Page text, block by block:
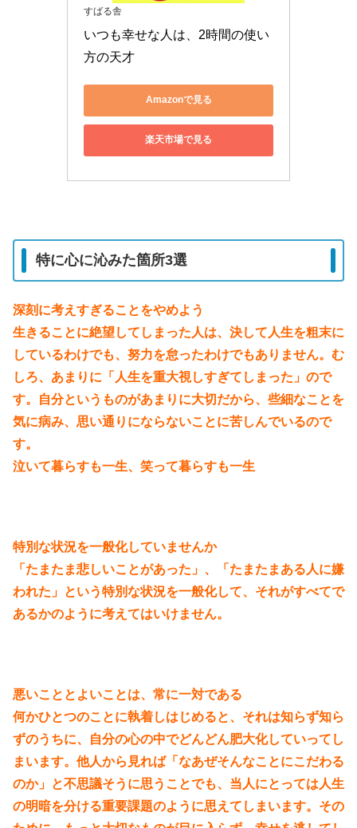
すばる舎
いつも幸せな人は、2時間の使い
方の天才
Amazonで見る
楽天市場で見る
特に心に沁みた箇所3選
深刻に考えすぎることをやめよう
生きることに絶望してしまった人は、決して人生を粗末に
しているわけでも、努力を怠ったわけでもありません。む
しろ、あまりに「人生を重大視しすぎてしまった」ので
す。自分というものがあまりに大切だから、些細なことを
気に病み、思い通りにならないことに苦しんでいるので
す。
泣いて暮らすも一生、笑って暮らすも一生
特別な状況を一般化していませんか
「たまたま悲しいことがあった」、「たまたまある人に嫌
われた」という特別な状況を一般化して、それがすべてで
あるかのように考えてはいけません。
悪いこととよいことは、常に一対である
何かひとつのことに執着しはじめると、それは知らず知ら
ずのうちに、自分の心の中でどんどん肥大化していってし
まいます。他人から見れば「なあぜそんなことにこだわる
のか」と不思議そうに思うことでも、当人にとっては人生
の明暗を分ける重要課題のように思えてしまいます。その